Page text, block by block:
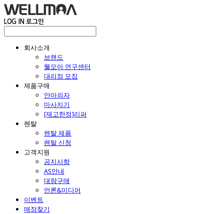
LOG IN 로그인
회사소개
브랜드
웰모아 연구센터
대리점 모집
제품구매
안마의자
마사지기
[재고한정]리퍼
렌탈
렌탈 제품
렌탈 신청
고객지원
공지사항
AS안내
대량구매
언론&미디어
이벤트
매장찾기